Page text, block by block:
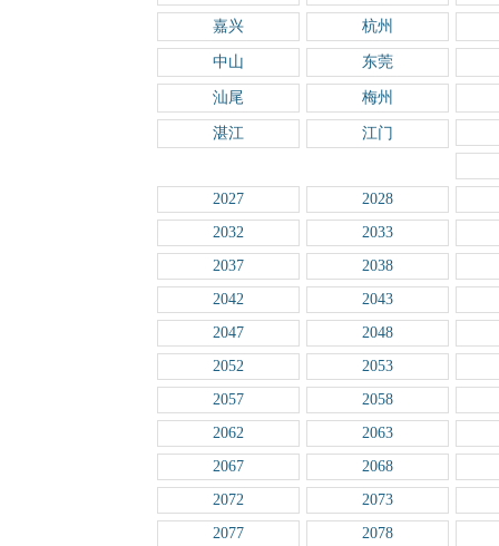
嘉兴 杭州
中山 东莞
汕尾 梅州
湛江 江门
2027
2028
2032
2033
2037
2038
2042
2043
2047
2048
2052
2053
2057
2058
2062
2063
2067
2068
2072
2073
2077
2078